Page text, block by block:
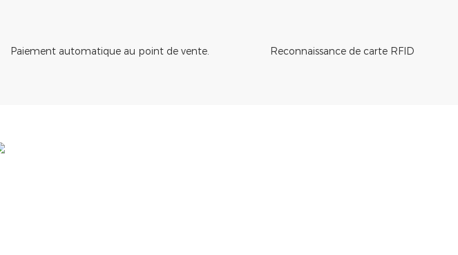
Paiement automatique au point de vente. Reconnaissance de carte RFID